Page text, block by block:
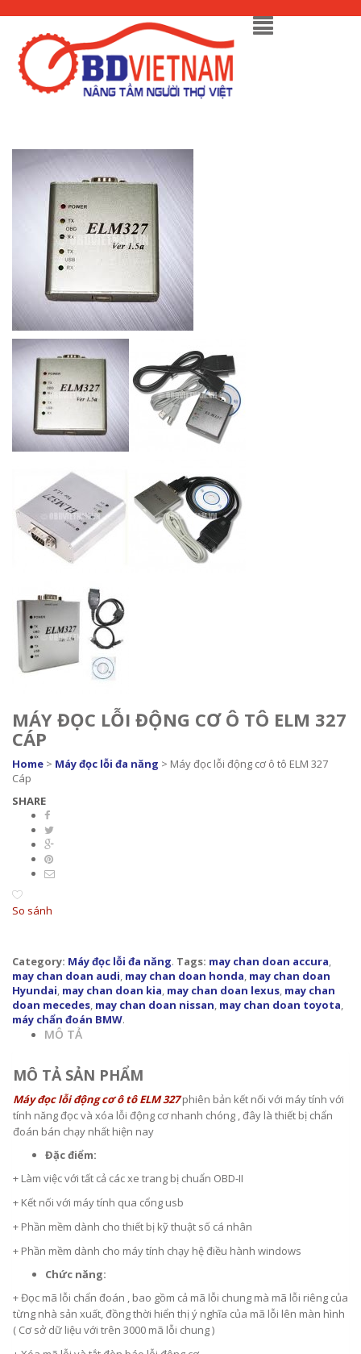
MÁY ĐỌC LỖI ĐỘNG CƠ Ô TÔ ELM 327
CÁP
Home > Máy đọc lỗi đa năng > Máy đọc lỗi động cơ ô tô ELM 327
Cáp
SHARE
So sánh
Category: Máy đọc lỗi đa năng. Tags: may chan doan accura,
may chan doan audi, may chan doan honda, may chan doan
Hyundai, may chan doan kia, may chan doan lexus, may chan
doan mecedes, may chan doan nissan, may chan doan toyota,
máy chẩn đoán BMW.
MÔ TẢ
MÔ TẢ SẢN PHẨM
Máy đọc lỗi động cơ ô tô ELM 327phiên bản kết nối với máy tính với
tính năng đọc và xóa lỗi động cơ nhanh chóng , đây là thiết bị chẩn
đoán bán chạy nhất hiện nay
Đặc điểm:
+ Làm việc với tất cả các xe trang bị chuẩn OBD-II
+ Kết nối với máy tính qua cổng usb
+ Phần mềm dành cho thiết bị kỹ thuật số cá nhân
+ Phần mềm dành cho máy tính chạy hệ điều hành windows
Chức năng:
+ Đọc mã lỗi chẩn đoán , bao gồm cả mã lỗi chung mà mã lỗi riêng của
từng nhà sản xuất, đồng thời hiển thị ý nghĩa của mã lỗi lên màn hình
( Cơ sở dữ liệu với trên 3000 mã lỗi chung )